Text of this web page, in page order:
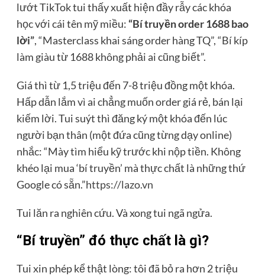
lướt TikTok tui thấy xuất hiện đầy rẫy các khóa
học với cái tên mỹ miều: “Bí truyền order 1688 bao
lời”, “Masterclass khai sáng order hàng TQ”, “Bí kíp
làm giàu từ 1688 không phải ai cũng biết”.
Giá thì từ 1,5 triệu đến 7-8 triệu đồng một khóa.
Hấp dẫn lắm vì ai chẳng muốn order giá rẻ, bán lại
kiếm lời. Tui suýt thì đăng ký một khóa đến lúc
người bạn thân (một đứa cũng từng dạy online)
nhắc: “Mày tìm hiểu kỹ trước khi nộp tiền. Không
khéo lại mua ‘bí truyền’ mà thực chất là những thứ
Google có sẵn.”https://lazo.vn
Tui lăn ra nghiên cứu. Và xong tui ngã ngửa.
“Bí truyền” đó thực chất là gì?
Tui xin phép kể thật lòng: tôi đã bỏ ra hơn 2 triệu